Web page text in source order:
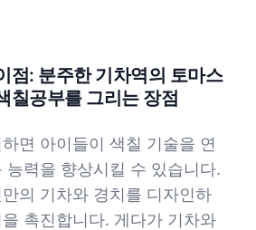
점: 분주한 기차역의 토마스
칠공부를 그리는 장점
면 아이들이 색칠 기술을 연
능력을 향상시킬 수 있습니다.
의 기차와 경치를 디자인하
촉진합니다. 게다가 기차와